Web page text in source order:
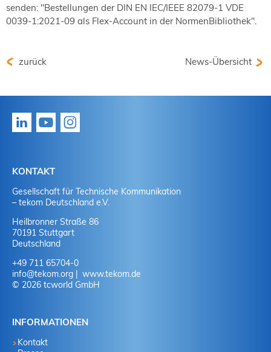
senden: "Bestellungen der DIN EN IEC/IEEE 82079-1 VDE
0039-1:2021-09 als Flex-Account in der NormenBibliothek".
zurück News-Übersicht
KONTAKT
Gesellschaft für Technische Kommunikation
– tekom Deutschland e.V.
Heilbronner Straße 86
70191 Stuttgart
Deutschland
+49 711 65704-0
info@tekom.org
www.tekom.de
© 2026 tcworld GmbH
INFORMATIONEN
Kontakt